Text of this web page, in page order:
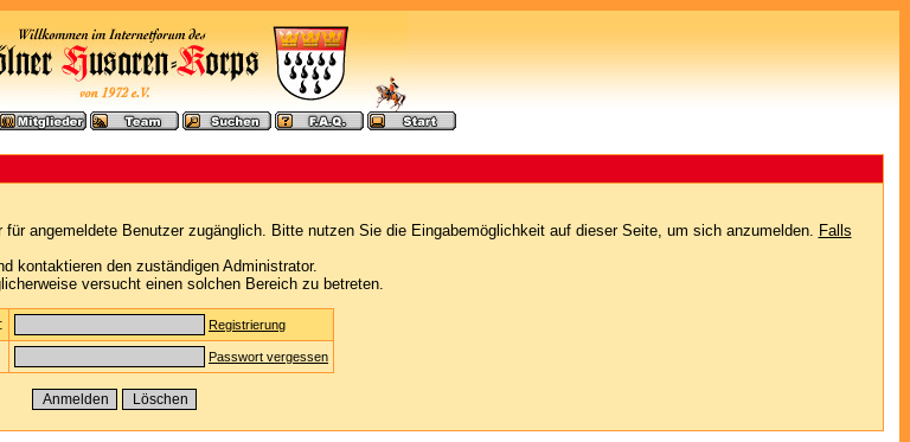
angemeldete Benutzer zugänglich. Bitte nutzen Sie die Eingabemöglichkeit auf dieser Seite, um sich anzumelden. Falls
kontaktieren den zuständigen Administrator.
versucht einen solchen Bereich zu betreten.
Registrierung
Passwort vergessen